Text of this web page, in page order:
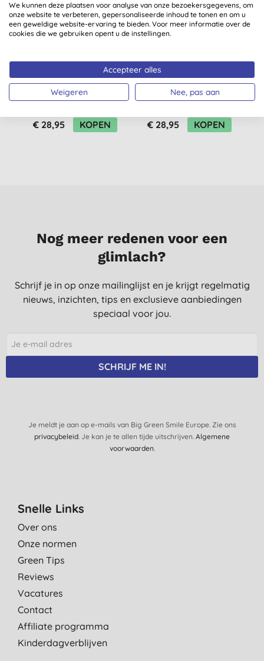
Dr. Bronner's
Lavender Vloeibare
Zeep - 946ml
€ 28,95 KOPEN
Dr. Bronner's Rose
Vloeibare Zeep -
946ml
€ 28,95 KOPEN
Nog meer redenen voor een
glimlach?
Schrijf je in op onze mailinglijst en je krijgt regelmatig
nieuws, inzichten, tips en exclusieve aanbiedingen
speciaal voor jou.
SCHRIJF ME IN!
Je meldt je aan op e-mails van Big Green Smile Europe. Zie ons
privacybeleid. Je kan je te allen tijde uitschrijven. Algemene
voorwaarden.
Snelle Links
Over ons
Onze normen
Green Tips
Reviews
Vacatures
Contact
Affiliate programma
Kinderdagverblijven
We kunnen deze plaatsen voor analyse van onze bezoekersgegevens, om
onze website te verbeteren, gepersonaliseerde inhoud te tonen en om u
een geweldige website-ervaring te bieden. Voor meer informatie over de
cookies die we gebruiken opent u de instellingen.
Accepteer alles
Weigeren Nee, pas aan